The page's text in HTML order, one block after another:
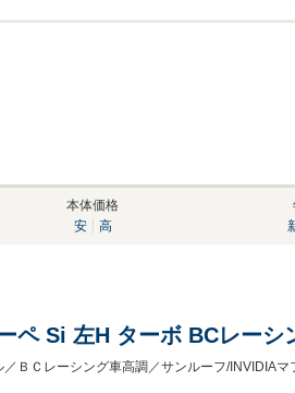
本体価格
安
高
ペ Si 左H ターボ BCレーシ